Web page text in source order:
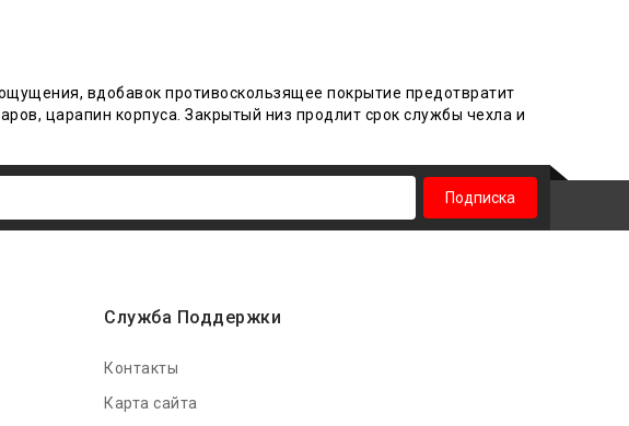
вдобавок противоскользящее покрытие предотвратит
царапин корпуса. Закрытый низ продлит срок службы чехла и
Подписка
Служба Поддержки
Контакты
Карта сайта